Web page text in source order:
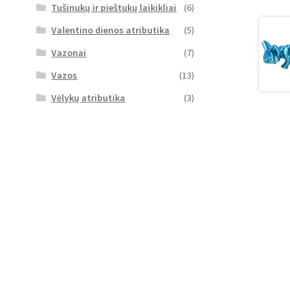
Tušinukų ir pieštukų laikikliai
(6)
Valentino dienos atributika
(5)
Vazonai
(7)
Vazos
(13)
Vėlykų atributika
(3)